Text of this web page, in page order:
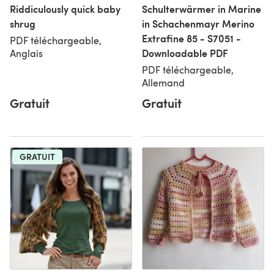
Riddiculously quick baby
shrug
PDF téléchargeable,
Anglais
Gratuit
Schulterwärmer in Marine
in Schachenmayr Merino
Extrafine 85 - S7051 -
Downloadable PDF
PDF téléchargeable,
Allemand
Gratuit
GRATUIT